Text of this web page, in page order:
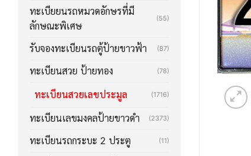
ทะเบียยนรถหมวดอักษรที่มี
ลักษณะพิเศษ
(55)
รับจองทะเบียนรถตู้ป้ายขาวฟ้า (87)
ทะเบียนสวย ป้ายทอง (78)
ทะเบียนสวยเลขประมูล (1716)
ทะเบียนเลขมงคลป้ายขาวดำ (2373)
ทะเบียนรถกระบะ 2 ประตู (11)